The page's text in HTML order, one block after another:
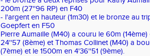
200m (27''96 RP) en F40
- l'argent en hauteur (1m30) et le bronze au
Goepfert en F50
Pierre Aumaille (M40) a couru le 60m
24''57 (8ème) et Thomas Collinet (M40) a
(7ème) et le 1500m en 4'36''51 (9ème).